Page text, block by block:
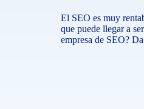
El SEO es muy
que puede llegar a
empresa de SEO?